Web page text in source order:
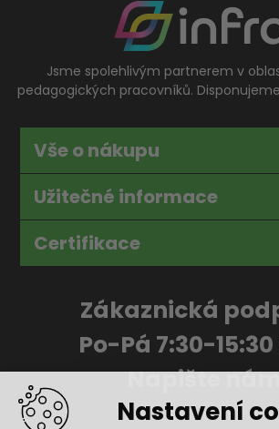
Nastavení
Jsme spolehlivým partnerem v
pedagogických pracovníků.
Vše o nákupu
Užitečné informace
Certifikace
Zákaznická
Po-Pá 7:30-
Napište